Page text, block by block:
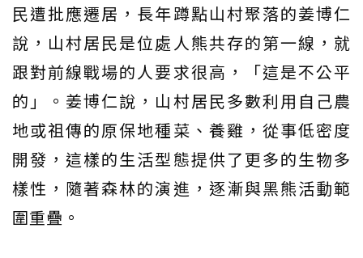
民遭批應遷居，長年蹲點山村聚落的姜博仁
說，山村居民是位處人熊共存的第一線，就
跟對前線戰場的人要求很高，「這是不公平
的」。姜博仁說，山村居民多數利用自己農
地或祖傳的原保地種菜、養雞，從事低密度
開發，這樣的生活型態提供了更多的生物多
樣性，隨著森林的演進，逐漸與黑熊活動範
圍重疊。